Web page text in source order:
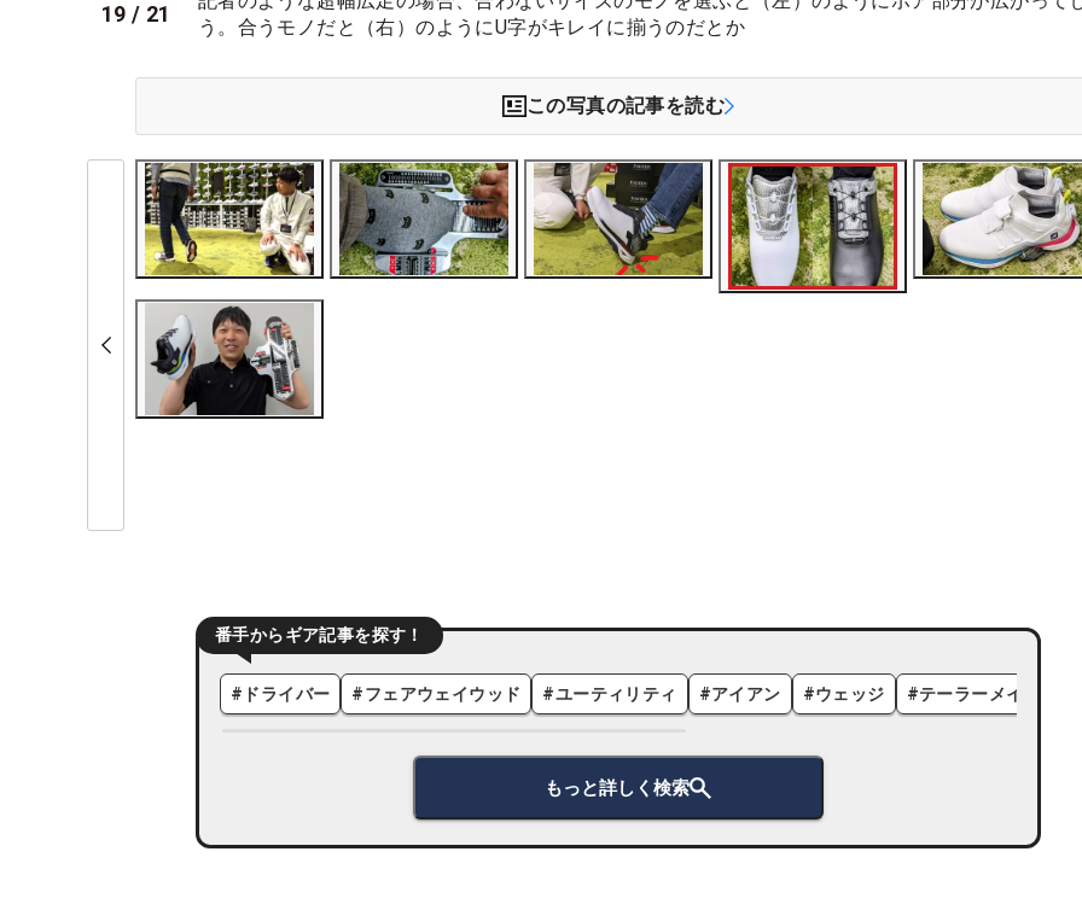
19 / 21
う。合うモノだと（右）のようにU字がキレイに揃うのだとか
この写真の記事を読む
番手からギア記事を探す！
# ドライバー #フェアウェイウッド #ユーティリティ #アイアン #ウェッジ #テーラーメイド
もっと詳しく検索